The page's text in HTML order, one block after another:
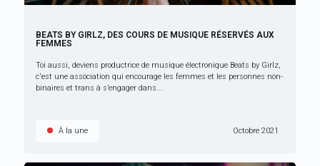
BEATS BY GIRLZ, DES COURS DE MUSIQUE RÉSERVÉS AUX
FEMMES
Toi aussi, deviens productrice de musique électronique Beats by Girlz,
c'est une association qui encourage les femmes et les personnes non-
binaires et trans à s’engager dans...
À la une Octobre 2021